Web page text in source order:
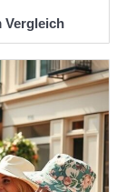
Vergleich